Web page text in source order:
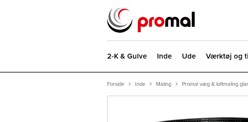
2-K & Gulve Inde Ude Værktøj og
Forside Inde Maling Promal væg & loftmaling